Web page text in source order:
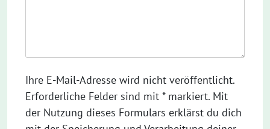
Ihre E-Mail-Adresse wird nicht veröffentlicht.
Erforderliche Felder sind mit * markiert. Mit
der Nutzung dieses Formulars erklärst du dich